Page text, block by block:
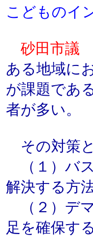
こどものイ
砂田市議
ある地域に
が課題であ
者が多い。
その対策
（１）バ
解決する方
（２）デ
足を確保す